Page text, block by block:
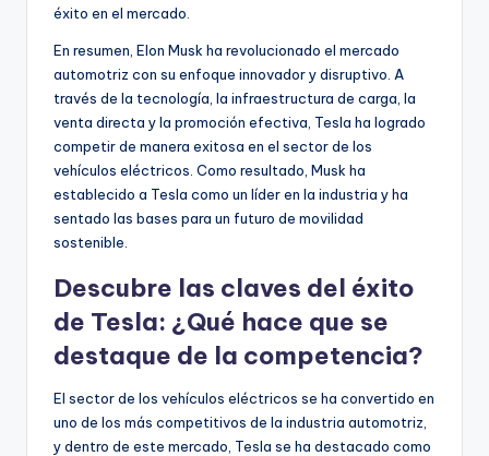
éxito en el mercado.
En resumen, Elon Musk ha revolucionado el mercado
automotriz con su enfoque innovador y disruptivo. A
través de la tecnología, la infraestructura de carga, la
venta directa y la promoción efectiva, Tesla ha logrado
competir de manera exitosa en el sector de los
vehículos eléctricos. Como resultado, Musk ha
establecido a Tesla como un líder en la industria y ha
sentado las bases para un futuro de movilidad
sostenible.
Descubre las claves del éxito
de Tesla: ¿Qué hace que se
destaque de la competencia?
El sector de los vehículos eléctricos se ha convertido en
uno de los más competitivos de la industria automotriz,
y dentro de este mercado, Tesla se ha destacado como